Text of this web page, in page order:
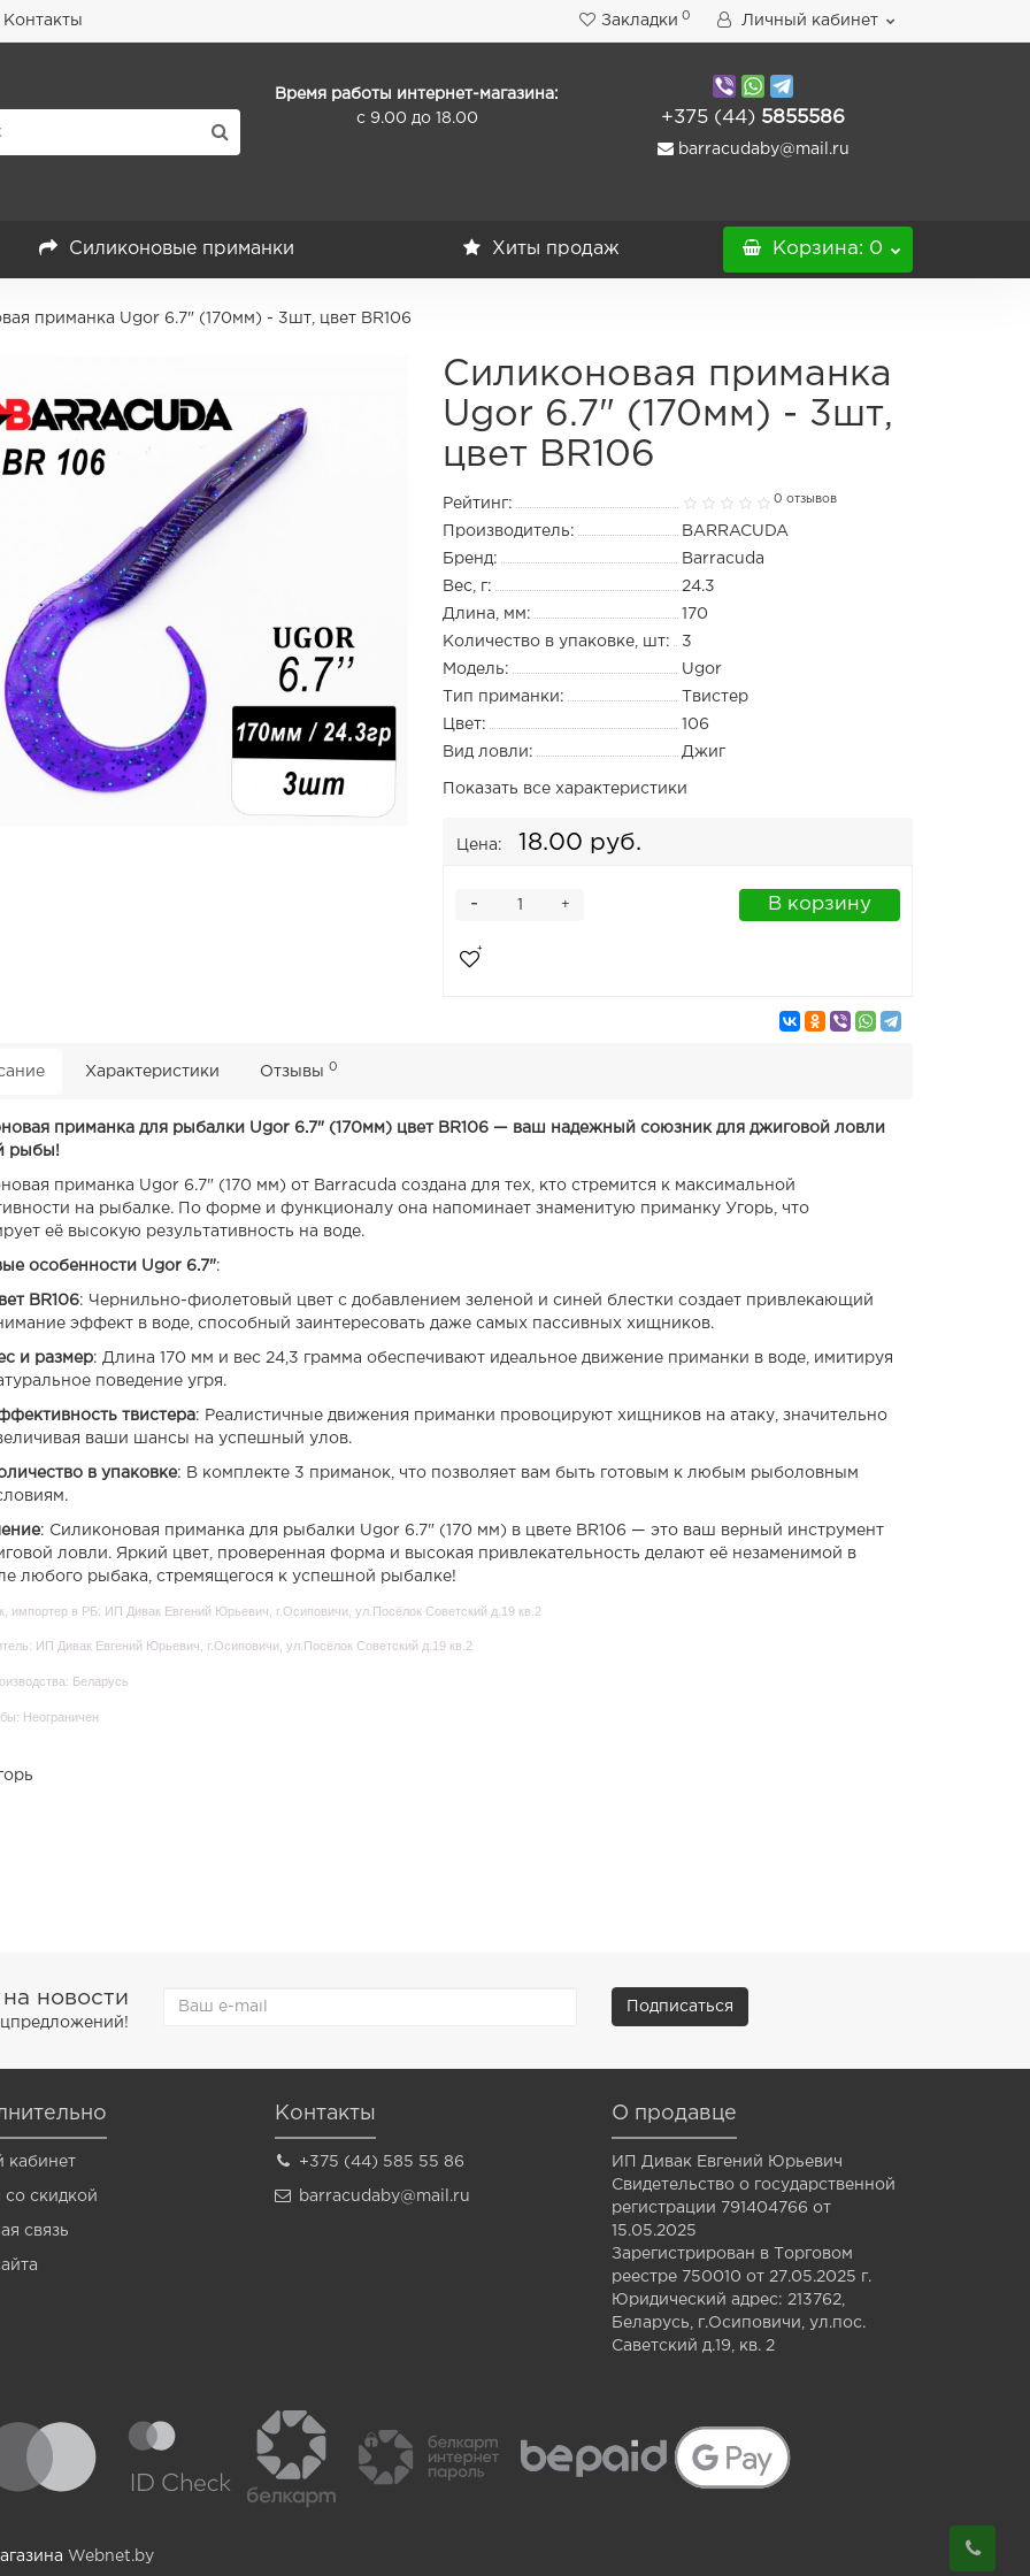
Контакты Закладки 0 Личный кабинет
Время работы интернет-магазина:
с 9.00 до 18.00
+375 (44) 5855586
barracudaby@mail.ru
Силиконовые приманки Хиты продаж Корзина: 0
приманка Ugor 6.7" (170мм) - 3шт, цвет BR106
Силиконовая приманка
Ugor 6.7" (170мм) - 3шт,
цвет BR106
Рейтинг: 0 отзывов
Производитель:
BARRACUDA
Бренд:
Barracuda
Вес, г:
24.3
Длина, мм:
170
Количество в упаковке, шт:
3
Модель:
Ugor
Тип приманки:
Твистер
Цвет:
106
Вид ловли:
Джиг
Показать все характеристики
Цена: 18.00 руб.
+
- В корзину
Характеристики Отзывы 0
приманка для рыбалки Ugor 6.7" (170мм) цвет BR106 — ваш надежный союзник для джиговой ловли
рыбы!
приманка Ugor 6.7" (170 мм) от Barracuda создана для тех, кто стремится к максимальной
на рыбалке. По форме и функционалу она напоминает знаменитую приманку Угорь, что
её высокую результативность на воде.
особенности Ugor 6.7":
BR106: Чернильно-фиолетовый цвет с добавлением зеленой и синей блестки создает привлекающий
эффект в воде, способный заинтересовать даже самых пассивных хищников.
и размер: Длина 170 мм и вес 24,3 грамма обеспечивают идеальное движение приманки в воде, имитируя
поведение угря.
твистера: Реалистичные движения приманки провоцируют хищников на атаку, значительно
ваши шансы на успешный улов.
в упаковке: В комплекте 3 приманок, что позволяет вам быть готовым к любым рыболовным
: Силиконовая приманка для рыбалки Ugor 6.7" (170 мм) в цвете BR106 — это ваш верный инструмент
ловли. Яркий цвет, проверенная форма и высокая привлекательность делают её незаменимой в
любого рыбака, стремящегося к успешной рыбалке!
импортер в РБ: ИП Дивак Евгений Юрьевич, г.Осиповичи, ул.Посёлок Советский д.19 кв.2
ИП Дивак Евгений Юрьевич, г.Осиповичи, ул.Посёлок Советский д.19 кв.2
Беларусь
Неограничен
на новости Подписаться
кабинет
со скидкой
связь
Контакты
+375 (44) 585 55 86
barracudaby@mail.ru
О продавце
ИП Дивак Евгений Юрьевич
Свидетельство о государственной
регистрации 791404766 от
15.05.2025
Зарегистрирован в Торговом
реестре 750010 от 27.05.2025 г.
Юридический адрес: 213762,
Беларусь, г.Осиповичи, ул.пос.
Саветский д.19, кв. 2
Webnet.by